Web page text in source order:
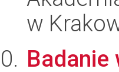
w
Badanie